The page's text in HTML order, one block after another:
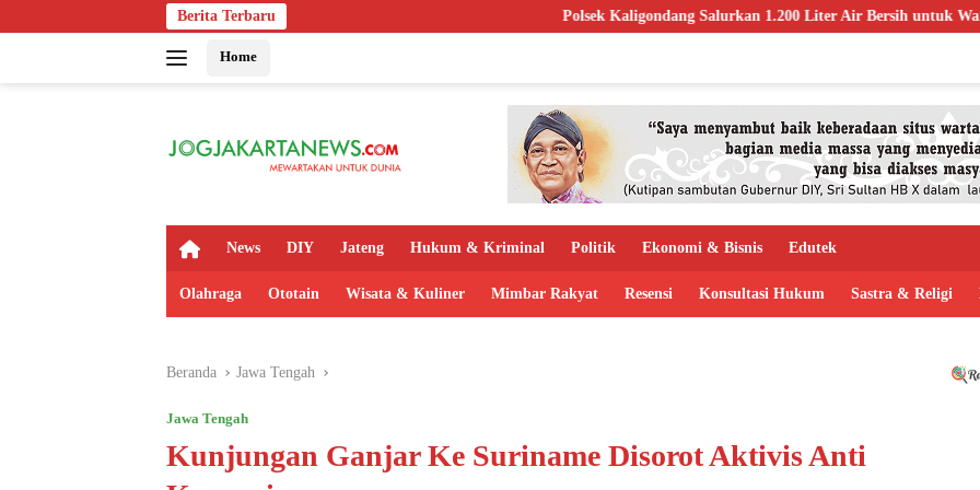
ke
Berita Terbaru Polsek Kaligondang Salurkan 1.200 Liter Air Bersih untuk Warga Terdampak
Home
H
m
News DIY Jateng Hukum & Kriminal Politik Ekonomi & Bisnis Edutek
Olahraga Ototain Wisata & Kuliner Mimbar Rakyat Resensi Konsultasi Hukum Sastra & Religi
Beranda Jawa Tengah
Jawa Tengah
Kunjungan Ganjar Ke Suriname Disorot Aktivis Anti